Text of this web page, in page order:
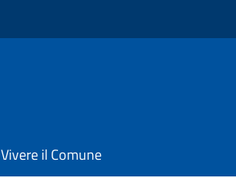
Vivere il Comune